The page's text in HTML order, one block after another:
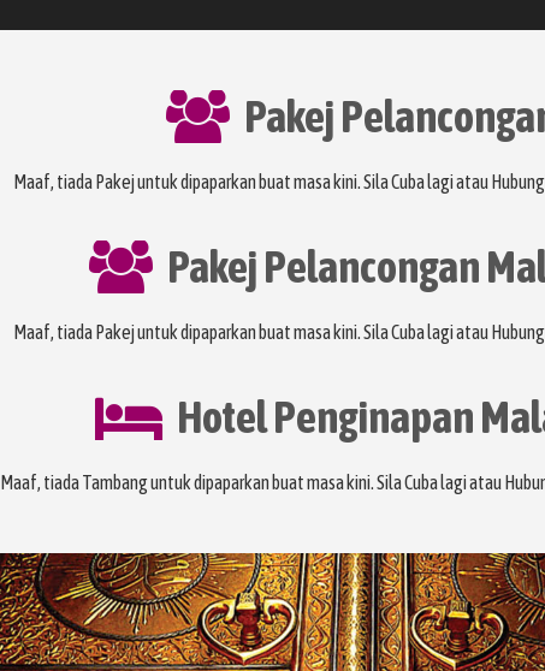
Pakej
Maaf, tiada Pakej untuk dipaparkan buat masa kini. Sila Cuba lagi atau
Pakej Pelancongan
Maaf, tiada Pakej untuk dipaparkan buat masa kini. Sila Cuba lagi atau
Hotel Penginapan
Maaf, tiada Tambang untuk dipaparkan buat masa kini. Sila Cuba lagi atau